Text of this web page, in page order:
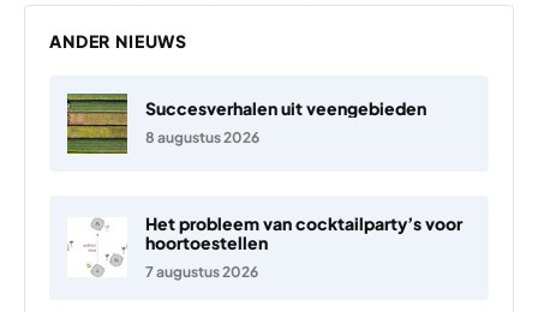
ANDER NIEUWS
Succesverhalen uit veengebieden
8 augustus 2026
Het probleem van cocktailparty’s voor
hoortoestellen
7 augustus 2026